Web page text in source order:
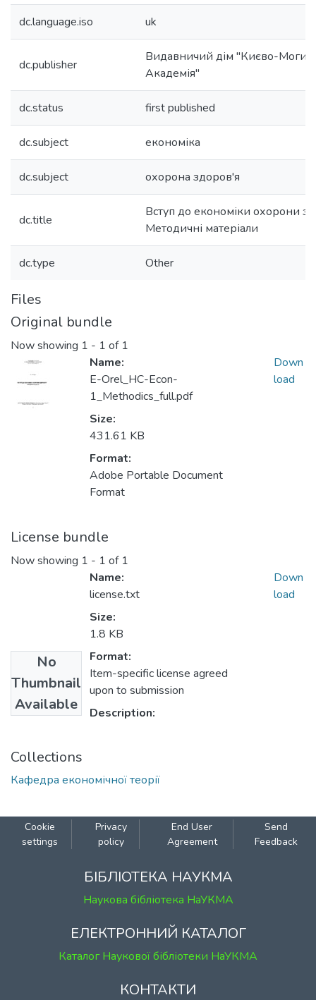
dc.language.iso uk
dc.publisher
Видавничий дім "Києво-
Академія"
dc.status first published
dc.subject економіка
dc.subject охорона здоров'я
dc.title
Вступ до економіки охорони
Методичні матеріали
dc.type Other
Files
Original bundle
Now showing 1 - 1 of 1
Name:
E-Orel_HC-Econ-
1_Methodics_full.pdf
Size:
431.61 KB
Format:
Adobe Portable Document
Format
Down
load
License bundle
Now showing 1 - 1 of 1
No
Thumbnail
Available
Name:
license.txt
Size:
1.8 KB
Format:
Item-specific license agreed
upon to submission
Description:
Down
load
Collections
Кафедра економічної теорії
Cookie
settings
Privacy
policy
End User
Agreement
Send
Feedback
БІБЛІОТЕКА НАУКМА
Наукова бібліотека НаУКМА
ЕЛЕКТРОННИЙ КАТАЛОГ
Каталог Наукової бібліотеки НаУКМА
КОНТАКТИ